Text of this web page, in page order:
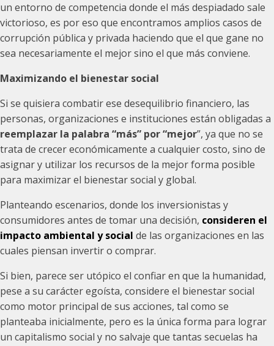
un entorno de competencia donde el más despiadado sale
victorioso, es por eso que encontramos amplios casos de
corrupción pública y privada haciendo que el que gane no
sea necesariamente el mejor sino el que más conviene.
Maximizando el bienestar social
Si se quisiera combatir ese desequilibrio financiero, las
personas, organizaciones e instituciones están obligadas a
reemplazar la palabra “más” por “mejor”, ya que no se
trata de crecer económicamente a cualquier costo, sino de
asignar y utilizar los recursos de la mejor forma posible
para maximizar el bienestar social y global.
Planteando escenarios, donde los inversionistas y
consumidores antes de tomar una decisión, consideren el
impacto ambiental y social de las organizaciones en las
cuales piensan invertir o comprar.
Si bien, parece ser utópico el confiar en que la humanidad,
pese a su carácter egoísta, considere el bienestar social
como motor principal de sus acciones, tal como se
planteaba inicialmente, pero es la única forma para lograr
un capitalismo social y no salvaje que tantas secuelas ha